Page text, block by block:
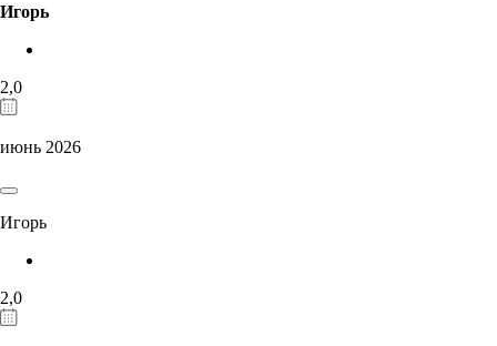
Игорь
2,0
июнь 2026
Игорь
2,0